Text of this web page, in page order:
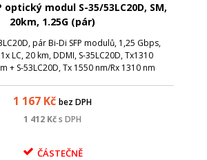
optický modul S-35/53LC20D, SM,
20km, 1.25G (pár)
pár Bi-Di SFP modulů, 1,25 Gbps,
LC, 20 km, DDMI, S-35LC20D, Tx1310
+ S-53LC20D, Tx 1550 nm/Rx 1310 nm
1 167 Kč bez DPH
1 412 Kčs DPH
ČÁSTEČNĚ